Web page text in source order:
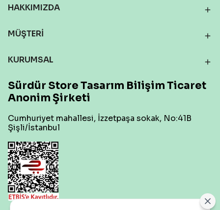
HAKKIMIZDA
MÜŞTERİ
KURUMSAL
Sürdür Store Tasarım Bilişim Ticaret
Anonim Şirketi
Cumhuriyet mahallesi, İzzetpaşa sokak, No:41B
Şişli/İstanbul